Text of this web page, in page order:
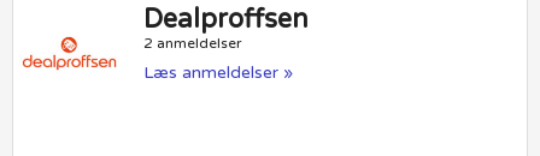
Dealproffsen
2 anmeldelser
Læs anmeldelser »